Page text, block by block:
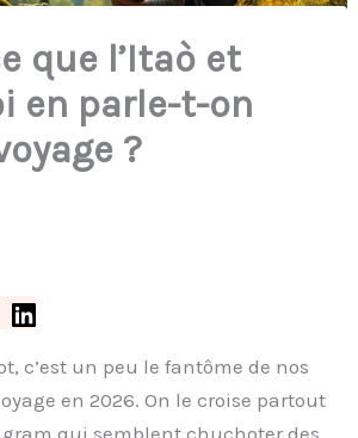
que l’Itaò et
en parle-t-on
?
c’est un peu le fantôme de nos
en 2026. On le croise partout
qui semblent chuchoter des